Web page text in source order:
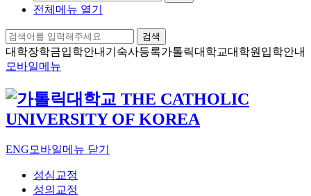
전체메뉴 열기
검색
대학장학금입학안내 기숙사등록가톨릭대학교대학원입학안내
모바일메뉴
ENG 모바일메뉴 닫기
성심교정
성의교정